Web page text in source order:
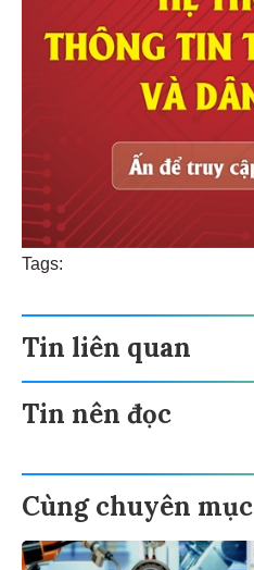
Tags:
Tin liên quan
Tin nên đọc
Cùng chuyên mục